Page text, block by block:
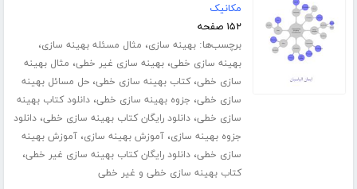
مکانیک
۱۵۲ صفحه
برچسب‌ها:بهینه سازی، مثال مسئله بهینه سازی،
بهینه سازی خطی،بهینه سازی غیر خطی، مثال بهینه
سازی خطی،کتاب بهینه سازی خطی،حل مسائل بهینه
سازی خطی، جزوه بهینه سازی خطی،دانلود کتاب بهینه
سازی خطی،دانلود رایگان کتاب بهینه سازی خطی،دانلود
جزوه بهینه سازی،آموزش بهینه سازی،آموزش بهینه
سازی خطی،دانلود رایگان کتاب بهینه سازی غیر خطی،
کتاب بهینه سازی خطی و غیر خطی